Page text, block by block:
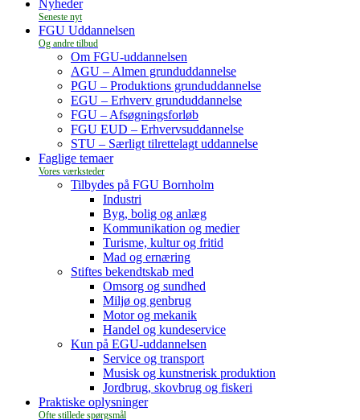
Nyheder
FGU Uddannelsen
Om FGU-uddannelsen
AGU – Almen grunduddannelse
PGU – Produktions grunduddannelse
EGU – Erhverv grunduddannelse
FGU – Afsøgningsforløb
FGU EUD – Erhvervsuddannelse
STU – Særligt tilrettelagt uddannelse
Faglige temaer
Tilbydes på FGU Bornholm
Industri
Byg, bolig og anlæg
Kommunikation og medier
Turisme, kultur og fritid
Mad og ernæring
Stiftes bekendtskab med
Omsorg og sundhed
Miljø og genbrug
Motor og mekanik
Handel og kundeservice
Kun på EGU-uddannelsen
Service og transport
Musisk og kunstnerisk produktion
Jordbrug, skovbrug og fiskeri
Praktiske oplysninger